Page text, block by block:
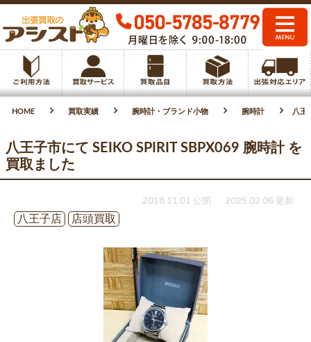
HOME 買取実績 腕時計・ブランド小物 腕時計 八王
八王子市にて SEIKO SPIRIT SBPX069 腕時計 を
買取ました
2018.11.01 公開
2025.02.06 更新
八王子店
店頭買取